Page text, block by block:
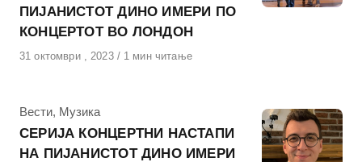
ПИЈАНИСТОТ ДИНО ИМЕРИ ПО
КОНЦЕРТОТ ВО ЛОНДОН
Објавено
31 октомври , 2023 1 мин читање
КАтегорија
Вести, Музика
СЕРИЈА КОНЦЕРТНИ НАСТАПИ
НА ПИЈАНИСТОТ ДИНО ИМЕРИ